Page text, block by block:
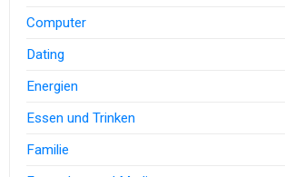
Computer
Dating
Energien
Essen und Trinken
Familie